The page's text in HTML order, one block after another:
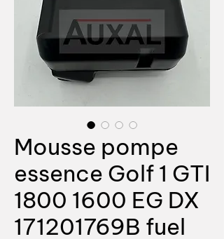
Mousse pompe
essence Golf 1 GTI
1800 1600 EG DX
171201769B fuel